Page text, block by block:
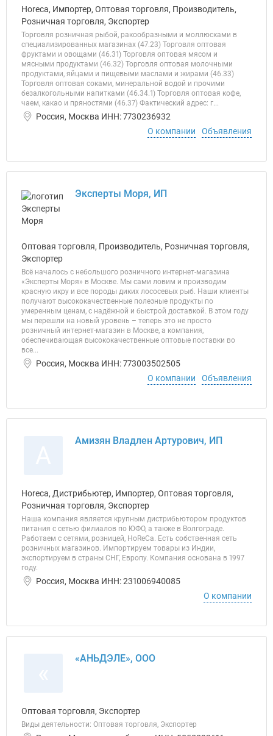
Horeca, Импортер, Оптовая торговля, Производитель,
Розничная торговля, Экспортер
Торговля розничная рыбой, ракообразными и моллюсками в
специализированных магазинах (47.23) Торговля оптовая
фруктами и овощами (46.31) Торговля оптовая мясом и
мясными продуктами (46.32) Торговля оптовая молочными
продуктами, яйцами и пищевыми маслами и жирами (46.33)
Торговля оптовая соками, минеральной водой и прочими
безалкогольными напитками (46.34.1) Торговля оптовая кофе,
чаем, какао и пряностями (46.37) Фактический адрес: г...
Россия, Москва ИНН: 7730236932
О компании
Объявления
Эксперты Моря, ИП
Оптовая торговля, Производитель, Розничная торговля,
Экспортер
Всё началось с небольшого розничного интернет-магазина
«Эксперты Моря» в Москве. Мы сами ловим и производим
красную икру и все породы диких лососевых рыб. Наши клиенты
получают высококачественные полезные продукты по
умеренным ценам, с надёжной и быстрой доставкой. В этом году
мы перешли на новый уровень – теперь это не просто
розничный интернет-магазин в Москве, а компания,
обеспечивающая высококачественные оптовые поставки во
все...
Россия, Москва ИНН: 773003502505
О компании
Объявления
Амизян Владлен Артурович, ИП
Horeca, Дистрибьютер, Импортер, Оптовая торговля,
Розничная торговля, Экспортер
Наша компания является крупным дистрибьютором продуктов
питания с сетью филиалов по ЮФО, а также в Волгограде.
Работаем с сетями, розницей, HoReCa. Есть собственная сеть
розничных магазинов. Импортируем товары из Индии,
экспортируем в страны СНГ, Европу. Компания основана в 1997
году.
Россия, Москва ИНН: 231006940085
О компании
«АНЬДЭЛЕ», ООО
Оптовая торговля, Экспортер
Виды деятельности: Оптовая торговля, Экспортер